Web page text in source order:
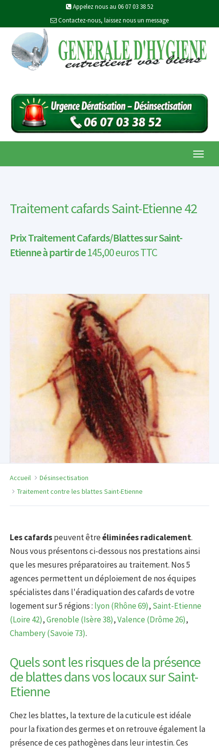
Appelez nous au 06 07 03 38 52
Contactez-nous, laissez nous un message
Traitement cafards Saint-Etienne 42
Prix Traitement Cafards/Blattes sur Saint-
Etienne à partir de145,00euros TTC
Accueil
Désinsectisation
Traitement contre les blattes Saint-Etienne
Les cafardspeuvent êtreéliminées radicalement.
Nous vous présentons ci-dessous nos prestations ainsi
que les mesures préparatoires au traitement. Nos 5
agences permettent un déploiement de nos équipes
spécialistes dans l'éradiquation des cafards de votre
logement sur 5 régions : lyon (Rhône 69), Saint-Etienne
(Loire 42),Grenoble (Isère 38),Valence (Drôme 26),
Chambery (Savoie 73).
Quels sont les risques de la présence
de blattes dans vos locaux sur Saint-
Etienne
Chez les blattes, la texture de la cuticule est idéale
pour la fixation des germes et on retrouve également la
présence de ces pathogènes dans leur intestin. Ces